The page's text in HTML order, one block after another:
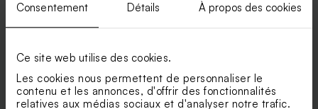
Consentement Détails À propos des cookies
Ce site web utilise des cookies.
Les cookies nous permettent de personnaliser le
contenu et les annonces, d'offrir des fonctionnalités
relatives aux médias sociaux et d'analyser notre trafic.